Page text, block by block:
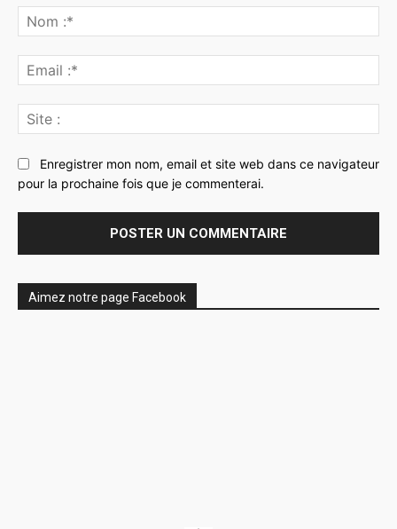
:*
:*
:
Enregistrer mon nom, email et site web dans ce navigateur
pour la prochaine fois que je commenterai.
Aimez notre page Facebook